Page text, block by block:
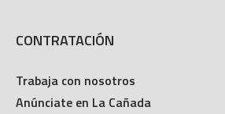
CONTRATACIÓN
Trabaja con nosotros
Anúnciate en La Cañada